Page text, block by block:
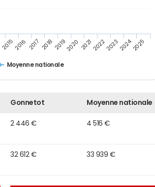
Moyenne nationale
20152016 2017 201820192020 20212022202320242025
Gonnetot Moyenne nationale
2 446 € 4 516 €
32 612 € 33 939 €